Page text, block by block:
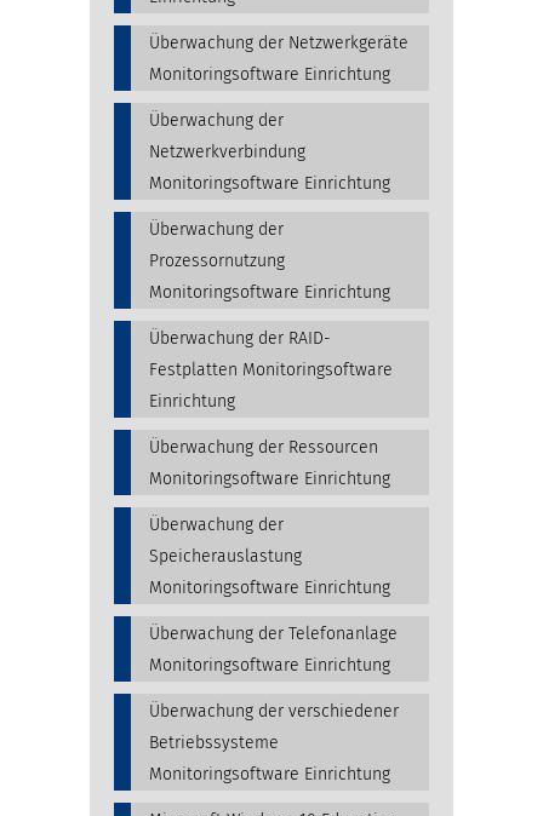
Überwachung der Netzwerkgeräte
Monitoringsoftware Einrichtung
Überwachung der
Netzwerkverbindung
Monitoringsoftware Einrichtung
Überwachung der
Prozessornutzung
Monitoringsoftware Einrichtung
Überwachung der RAID-
Festplatten Monitoringsoftware
Einrichtung
Überwachung der Ressourcen
Monitoringsoftware Einrichtung
Überwachung der
Speicherauslastung
Monitoringsoftware Einrichtung
Überwachung der Telefonanlage
Monitoringsoftware Einrichtung
Überwachung der verschiedener
Betriebssysteme
Monitoringsoftware Einrichtung